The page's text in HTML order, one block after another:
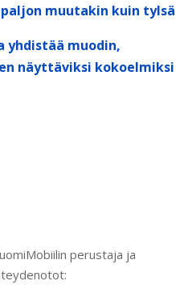
muutakin kuin tylsä
yhdistää muodin,
näyttäviksi kokoelmiksi
perustaja ja